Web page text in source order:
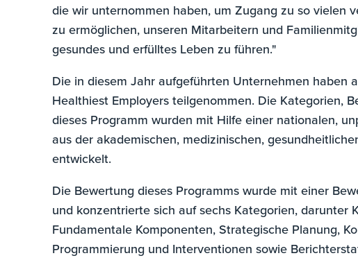
die wir unternommen haben, um Zugang zu so vielen
zu ermöglichen, unseren Mitarbeitern und
gesundes und erfülltes Leben zu führen."
Die in diesem Jahr aufgeführten Unternehmen haben
Healthiest Employers teilgenommen. Die Kategorien,
dieses Programm wurden mit Hilfe einer nationalen,
aus der akademischen, medizinischen,
entwickelt.
Die Bewertung dieses Programms wurde mit einer
und konzentrierte sich auf sechs Kategorien, darunter
Fundamentale Komponenten, Strategische Planung,
Programmierung und Interventionen sowie